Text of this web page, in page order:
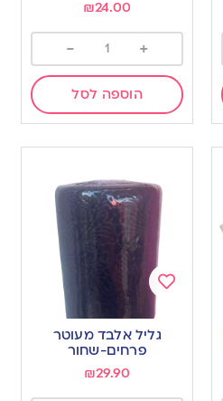
₪24.00
+
-
הוספה לסל
Add
wishlist
גליל אלבד מעוטר
פרחים-שחור
₪29.90